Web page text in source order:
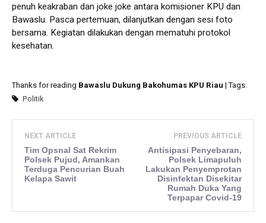
penuh keakraban dan joke joke antara komisioner KPU dan
Bawaslu. Pasca pertemuan, dilanjutkan dengan sesi foto
bersama. Kegiatan dilakukan dengan mematuhi protokol
kesehatan.
Thanks for reading Bawaslu Dukung Bakohumas KPU Riau | Tags:
Politik
NEXT ARTICLE
Tim Opsnal Sat Rekrim
Polsek Pujud, Amankan
Terduga Pencurian Buah
Kelapa Sawit
PREVIOUS ARTICLE
Antisipasi Penyebaran,
Polsek Limapuluh
Lakukan Penyemprotan
Disinfektan Disekitar
Rumah Duka Yang
Terpapar Covid-19